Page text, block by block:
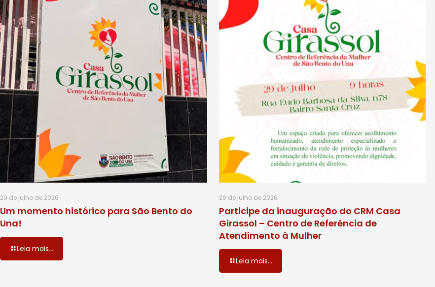
29 de julho de 2026
Um momento histórico para São Bento do
Una!
Leia mais...
29 de julho de 2026
Participe da inauguração do CRM Casa
Girassol – Centro de Referência de
Atendimento à Mulher
Leia mais...